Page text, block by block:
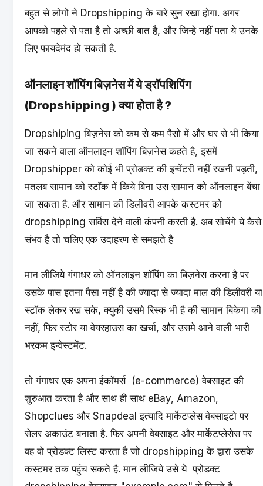
बहुत से लोगो ने Dropshipping के बारे सुन रखा होगा. अगर
आपको पहले से पता है तो अच्छी बात है, और जिन्हे नहीं पता ये उनके
लिए फायदेमंद हो सकती है.
ऑनलाइन शॉपिंग बिज़नेस में ये ड्रॉपशिपिंग
(Dropshipping ) क्या होता है ?
Dropshiping बिज़नेस को कम से कम पैसो में और घर से भी किया
जा सकने वाला ऑनलाइन शॉपिंग बिज़नेस कहते है, इसमें
Dropshipper को कोई भी प्रोडक्ट की इन्वेंटरी नहीं रखनी पड़ती,
मतलब सामान को स्टॉक में किये बिना उस सामान को ऑनलाइन बेंचा
जा सकता है. और सामान की डिलीवरी आपके कस्टमर को
dropshipping सर्विस देने वाली कंपनी करती है. अब सोचेंगे ये कैसे
संभव है तो चलिए एक उदाहरण से समझते है
मान लीजिये गंगाधर को ऑनलाइन शॉपिंग का बिज़नेस करना है पर
उसके पास इतना पैसा नहीं है की ज्यादा से ज्यादा माल की डिलीवरी या
स्टॉक लेकर रख सके, क्युकी उसमे रिस्क भी है की सामान बिकेगा की
नहीं, फिर स्टोर या वेयरहाउस का खर्चा, और उसमे आने वाली भारी
भरकम इन्वेस्टमेंट.
तो गंगाधर एक अपनाईकॉमर्स (e-commerce) वेबसाइट की
शुरुआत करता है और साथ ही साथ eBay, Amazon,
Shopclues और Snapdeal इत्यादि मार्केटप्लेस वेबसाइटो पर
सेलर अकाउंट बनाता है. फिर अपनी वेबसाइट और मार्केटप्लेसेस पर
वह वो प्रोडक्ट लिस्ट करता है जो dropshipping के द्वारा उसके
कस्टमर तक पहुंच सकते है. मान लीजिये उसे ये प्रोडक्ट